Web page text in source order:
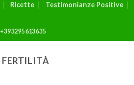
Ricette Testimonianze Positive
+393295613635
FERTILITÀ